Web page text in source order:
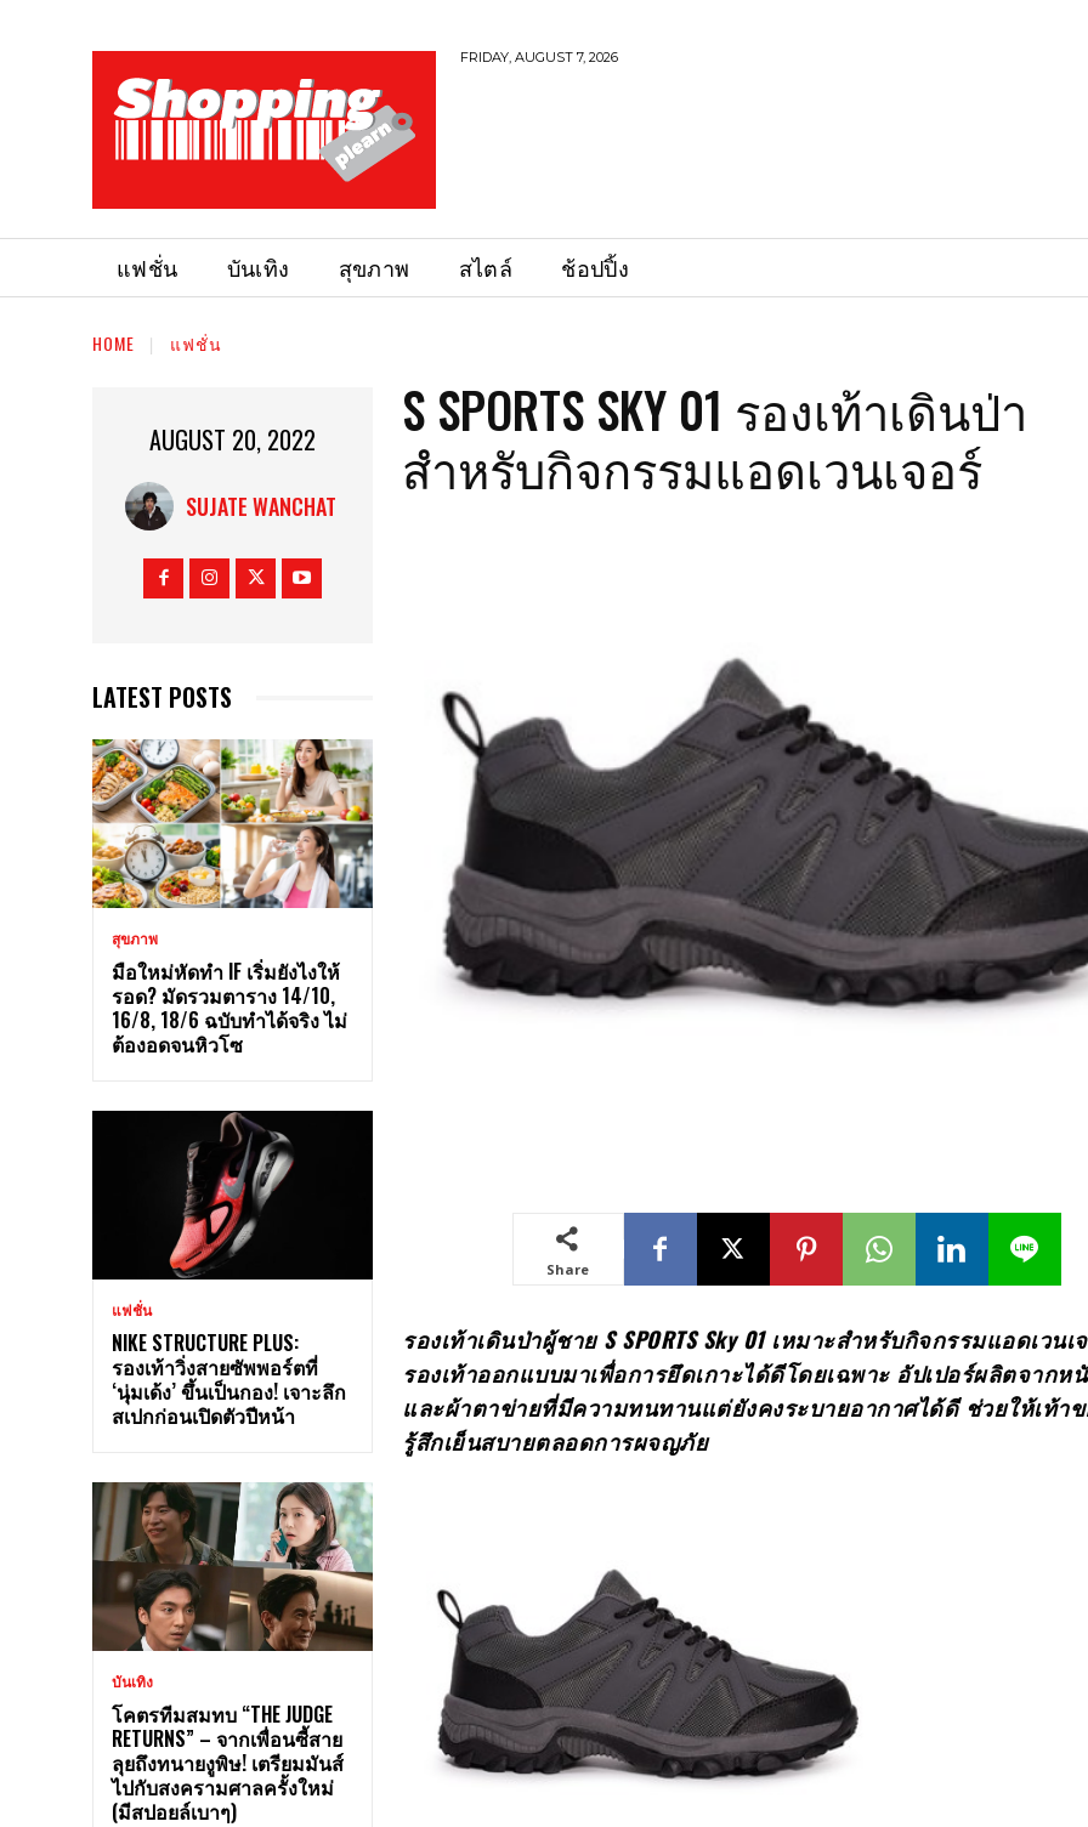
FRIDAY, AUGUST 7, 2026
แฟชั่น บันเทิง สุขภาพ สไตล์ ช้อปปิ้ง
HOME แฟชั่น
AUGUST 20, 2022
SUJATE WANCHAT
LATEST POSTS
สุขภาพ
มือใหม่หัดทำ IF เริ่มยังไงให้
รอด? มัดรวมตาราง 14/10,
16/8, 18/6 ฉบับทำได้จริง ไม่
ต้องอดจนหิวโซ
แฟชั่น
NIKE STRUCTURE PLUS:
รองเท้าวิ่งสายซัพพอร์ตที่
‘นุ่มเด้ง’ ขึ้นเป็นกอง! เจาะลึก
สเปกก่อนเปิดตัวปีหน้า
บันเทิง
โคตรทีมสมทบ “THE JUDGE
RETURNS” – จากเพื่อนซี้สาย
ลุยถึงทนายงูพิษ! เตรียมมันส์
ไปกับสงครามศาลครั้งใหม่
(มีสปอยล์เบาๆ)
S SPORTS SKY 01 รองเท้าเดินป่า
สำหรับกิจกรรมแอดเวนเจอร์
Share
รองเท้าเดินป่าผู้ชายS SPORTS Sky 01 เหมาะสำหรับกิจกรรมแอดเวน
รองเท้าออกแบบมาเพื่อการยึดเกาะได้ดีโดยเฉพาะ อัปเปอร์ผลิตจากหนั
และผ้าตาข่ายที่มีความทนทานแต่ยังคงระบายอากาศได้ดี ช่วยให้เท้า
รู้สึกเย็นสบายตลอดการผจญภัย